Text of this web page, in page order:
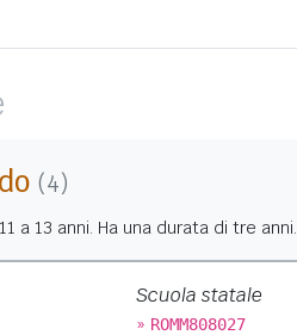
(4)
a 13 anni. Ha una durata di tre anni.
Scuola statale
» ROMM808027